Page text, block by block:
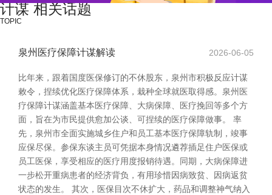
计谋 相关话题
TOPIC
泉州医疗保障计谋解读 2026-06-05
比年来，跟着国度医保修订的不休股东，泉州市积极反应计谋
敕令，捏续优化医疗保障体系，栽种全球就医取得感。泉州医
疗保障计谋涵盖基本医疗保障、大病保障、医疗挽回等多个方
面，旨在为市民提供愈加公谈、可捏续的医疗保障做事。 率
先，泉州市全面实施城乡住户和员工基本医疗保障轨制，竣事
应保尽保。参保东谈主员可凭据本身情况遴荐插足住户医保或
员工医保，享受相应的医疗用度报销待遇。同期，大病保障进
一步松开重病患者的经济背负，有用珍惜因病致贫、因病返贫
状态的发生。 其次，医保目次不休扩大，药品和调整神气纳入